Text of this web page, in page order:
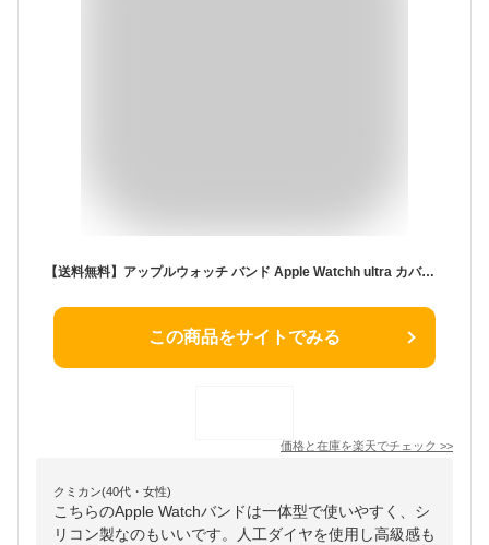
【送料無料】アップルウォッチ バンド Apple Watchh ultra カバー ベルト ケース 一体型 iWatch 49mm シリコン ステンレス セット おしゃれ 防水 スポーツ クリア 高級 メンズ 人工ダイヤ
この商品をサイトでみる
価格と在庫を楽天でチェック >>
クミカン(40代・女性)
こちらのApple Watchバンドは一体型で使いやすく、シ
リコン製なのもいいです。人工ダイヤを使用し高級感も